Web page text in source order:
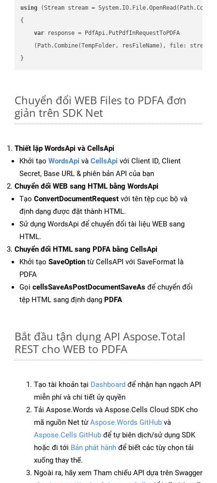
using (Stream stream =
{
var response = PdfApi.PutPdfInRequestToPDFA
    (Path.Combine(TempFolder, resFileName), file: stream);
Chuyển đổi WEB Files to PDFA đơn
giản trên SDK Net
Thiết lập WordsApi và CellsApi
Khởi tạo WordsApi và CellsApi với Client ID, Client
Secret, Base URL & phiên bản API của bạn
Chuyển đổi WEB sang HTML bằng WordsApi
Tạo ConvertDocumentRequest với tên tệp cục bộ và
định dạng được đặt thành HTML.
Sử dụng WordsApi để chuyển đổi tài liệu WEB sang
HTML.
Chuyển đổi HTML sang PDFA bằng CellsApi
Khởi tạo SaveOption từ CellsAPI với SaveFormat là
PDFA
Gọi cellsSaveAsPostDocumentSaveAs để chuyển đổi
tệp HTML sang định dạng PDFA
Bắt đầu tận dụng API Aspose.Total
REST cho WEB to PDFA
Tạo tài khoản tại Dashboard để nhận hạn ngạch API
miễn phí và chi tiết ủy quyền
Tải Aspose.Words và Aspose.Cells Cloud SDK cho
mã nguồn Net từAspose.Words GitHub và
Aspose.Cells GitHub để tự biên dịch/sử dụng SDK
hoặc đi tới Bản phát hành để biết các tùy chọn tải
xuống thay thế.
Ngoài ra, hãy xem Tham chiếu API dựa trên Swagger